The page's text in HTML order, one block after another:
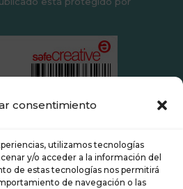
consentimiento
utilizamos tecnologías
y/o acceder a la información del
de estas tecnologías nos permitirá
de navegación o las